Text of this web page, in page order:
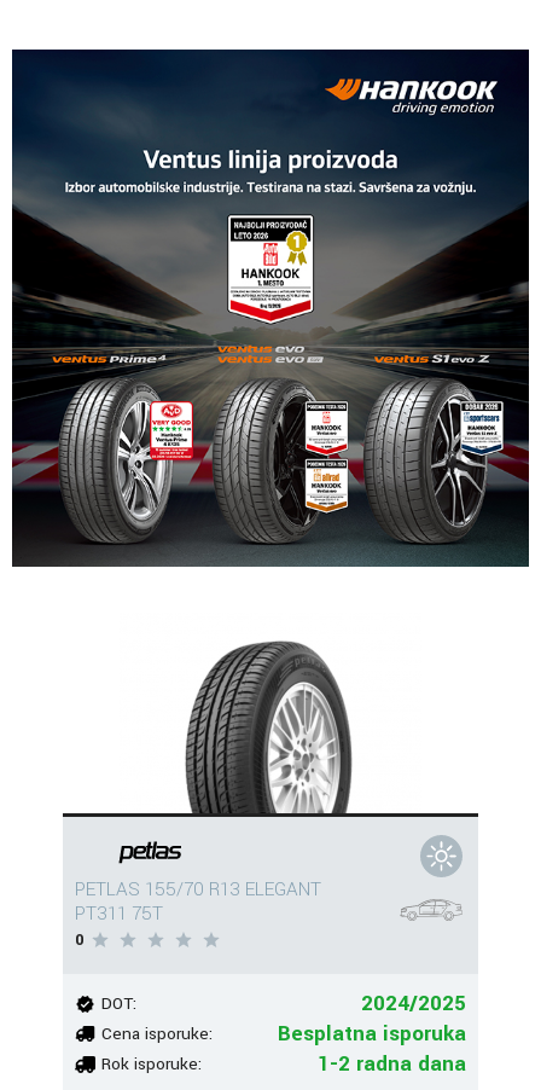
PETLAS 155/70 R13 ELEGANT
PT311 75T
0
DOT: 2024/2025
Cena isporuke: Besplatna isporuka
Rok isporuke: 1-2 radna dana